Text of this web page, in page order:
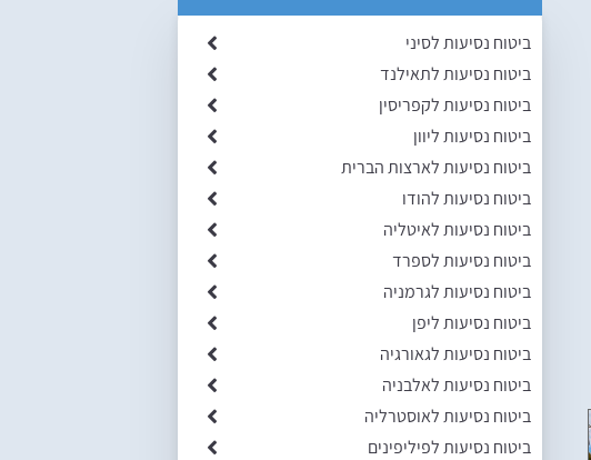
ביטוח נסיעות לסיני
ביטוח נסיעות לתאילנד
ביטוח נסיעות לקפריסין
ביטוח נסיעות ליוון
ביטוח נסיעות לארצות הברית
ביטוח נסיעות להודו
ביטוח נסיעות לאיטליה
ביטוח נסיעות לספרד
ביטוח נסיעות לגרמניה
ביטוח נסיעות ליפן
ביטוח נסיעות לגאורגיה
ביטוח נסיעות לאלבניה
ביטוח נסיעות לאוסטרליה
ביטוח נסיעות לפיליפינים